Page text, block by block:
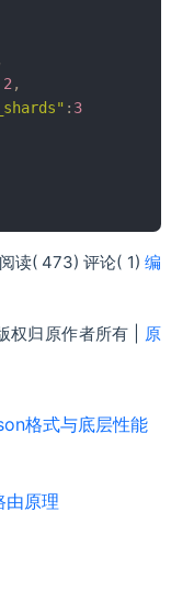
2 ,
: 3
阅读( 473) 评论( 1) 编
权归原作者所有 |
原
格式与底层性能
由原理